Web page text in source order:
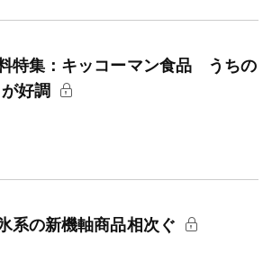
特集：キッコーマン食品 うちの
好調
系の新機軸商品相次ぐ